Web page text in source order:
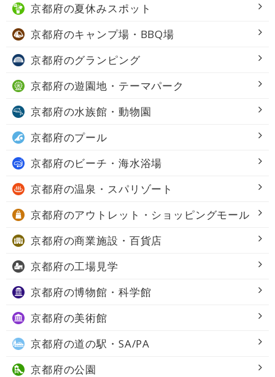
京都府の夏休みスポット
京都府のキャンプ場・BBQ場
京都府のグランピング
京都府の遊園地・テーマパーク
京都府の水族館・動物園
京都府のプール
京都府のビーチ・海水浴場
京都府の温泉・スパリゾート
京都府のアウトレット・ショッピングモール
京都府の商業施設・百貨店
京都府の工場見学
京都府の博物館・科学館
京都府の美術館
京都府の道の駅・SA/PA
京都府の公園